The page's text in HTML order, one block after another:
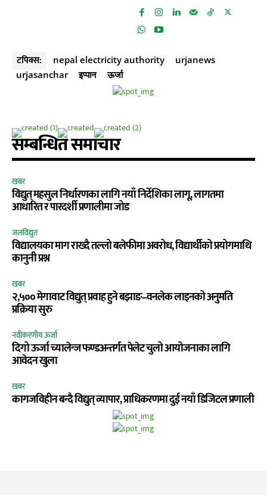
टपिक्स: nepal electricity authority
urjanews
urjasanchar
इप्पान ऊर्जा
सम्बन्धित समाचार
खबर
विद्युत् महसुल निर्धारणका लागि नयाँ निर्देशिका लागू, लागतमा
आधारित र पारदर्शी प्रणालीमा जोड
जलविद्युत
विद्यालयका माग राख्दै तल्लो बलेफीमा अवरोध, विद्यार्थीको प्रयोगमाथि
कानुनी प्रश्न
खबर
२,५०० मेगावाट विद्युत् प्रवाह हुने बझाङ–वनलेक लाइनको अनुमति
प्रक्रिया सुरु
नवीकरणीय ऊर्जा
दिगो ऊर्जा च्यालेन्ज फण्डअन्तर्गत पेलेट चुलो आयोजनाका लागि
आवेदन खुला
खबर
कागजविहीन बन्दै विद्युत् व्यापार, प्राधिकरणमा दुई नयाँ डिजिटल प्रणाली